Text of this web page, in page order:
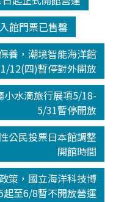
館門票已售罄
養，潮境智能海洋館
12(四)暫停對外開放
小水滴旅行展項5/18-
5/31暫停開放
公民投票日本館調整
開館時間
策，國立海洋科技博
起至6/8暫不開放營運